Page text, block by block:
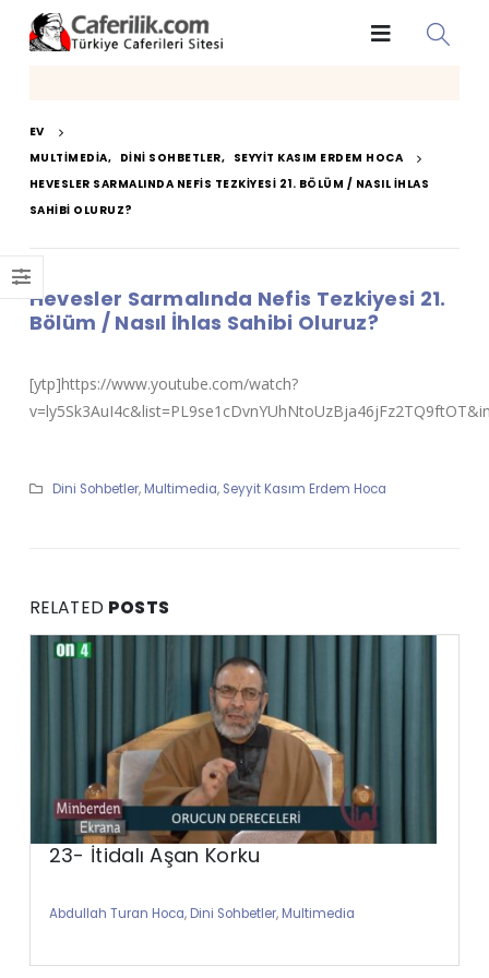
EV
MULTIMEDIA, DINI SOHBETLER, SEYYIT KASIM ERDEM HOCA
HEVESLER SARMALINDA NEFIS TEZKIYESI 21. BÖLÜM / NASIL İHLAS
SAHIBI OLURUZ?
Hevesler Sarmalında Nefis Tezkiyesi 21.
Bölüm / Nasıl İhlas Sahibi Oluruz?
[ytp]https://www.youtube.com/watch?
Dini Sohbetler, Multimedia, Seyyit Kasım Erdem Hoca
RELATED POSTS
23- İtidalı Aşan Korku
Abdullah Turan Hoca, Dini Sohbetler, Multimedia